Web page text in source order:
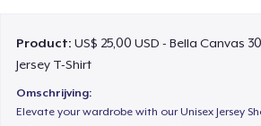
Product:US$ 25,00 USD - Bella Canvas
Jersey T-Shirt
Omschrijving:
Elevate your wardrobe with our Unisex Jersey